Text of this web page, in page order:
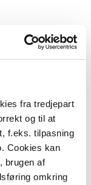
fra tredjepart
og til at
f.eks. tilpasning
Cookies kan
brugen af
omkring